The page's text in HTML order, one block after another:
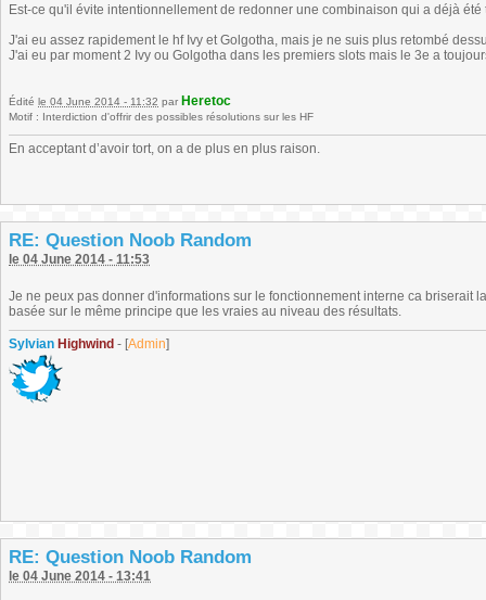
Est-ce qu'il évite intentionnellement de redonner une combinaison qui a déjà été
J'ai eu assez rapidement le hf Ivy et Golgotha, mais je ne suis plus retombé
J'ai eu par moment 2 Ivy ou Golgotha dans les premiers slots mais le 3e a
Édité le 04 June 2014 - 11:32 par Heretoc
Motif : Interdiction d'offrir des possibles résolutions sur les HF
En acceptant d’avoir tort, on a de plus en plus raison.
RE: Question Noob Random
le 04 June 2014 - 11:53
Je ne peux pas donner d'informations sur le fonctionnement interne ca briserait
basée sur le même principe que les vraies au niveau des résultats.
Sylvian Highwind - [Admin]
RE: Question Noob Random
le 04 June 2014 - 13:41